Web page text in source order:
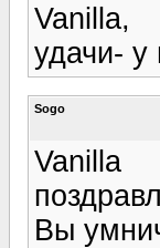
Vanilla,
удачи- у
Sogo
Vanilla
Вы